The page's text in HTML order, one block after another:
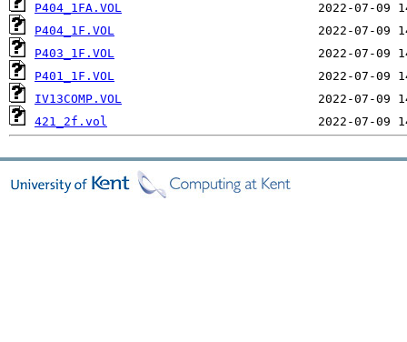
P404_1FA.VOL
P404_1F.VOL
P403_1F.VOL
P401_1F.VOL
IV13COMP.VOL
421_2f.vol